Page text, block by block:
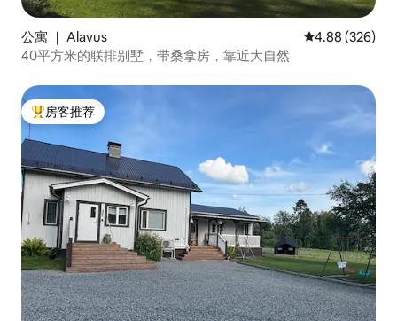
公寓 ｜ Alavus 平均评分 4.88
4.88 (326)
40平方米的联排别墅，带桑拿房，靠近大自然
热门「房客推荐」
房客推荐